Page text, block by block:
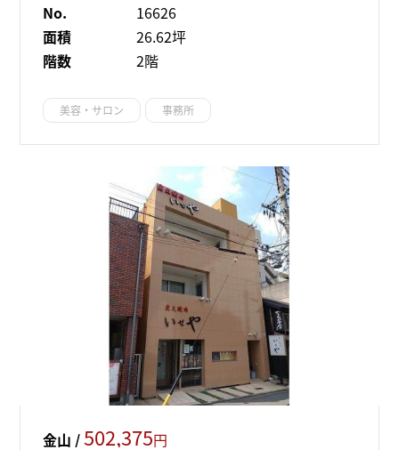
No.
16626
面積
26.62坪
階数
2階
美容・サロン 事務所
金山 /502,375円